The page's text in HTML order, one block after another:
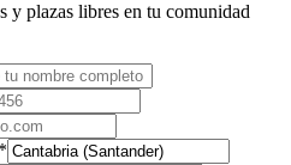
y plazas libres en tu comunidad